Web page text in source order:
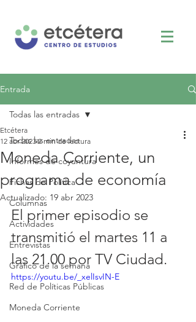
Entrada
Todas las entradas
Informes de coyuntura
Fichas de Política
Columnas
Actividades
Entrevistas
Gráfico de la semana
Red de Políticas Públicas
Moneda Corriente
Todas las entradas
Moneda Corriente, un
programa de economía
Etcétera
12 abr 2023 2 min de lectura
Actualizado: 19 abr 2023
El primer episodio se
transmitió el martes 11 a
las 21.00 por TV Ciudad.
https://youtu.be/_xelIsvIN-E